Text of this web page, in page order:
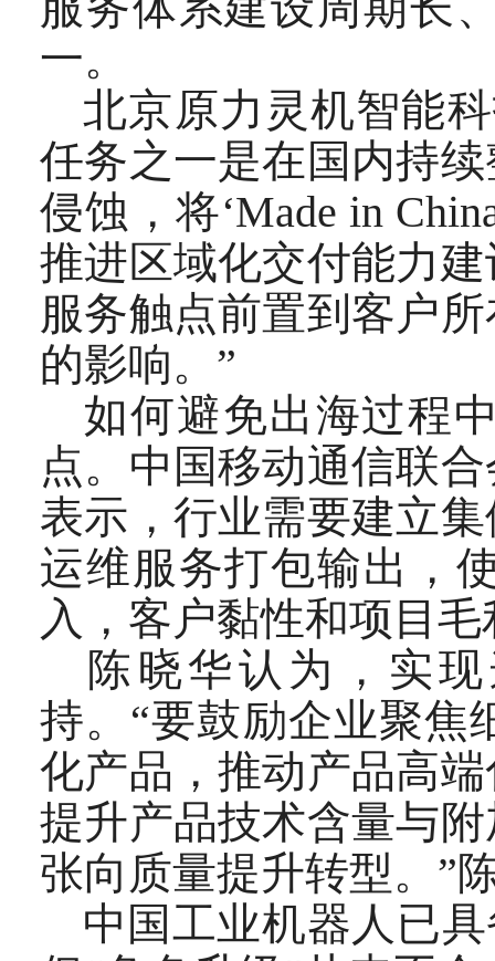
一。
北京原力灵机智能
任务之一是在国内持
侵蚀，将‘Made in
推进区域化交付能力
服务触点前置到客户
的影响。”
如何避免出海过程
点。中国移动通信联
表示，行业需要建立
运维服务打包输出，
入，客户黏性和项目
陈晓华认为，实
持。“要鼓励企业聚焦
化产品，推动产品高
提升产品技术含量与
张向质量提升转型。”
中国工业机器人已